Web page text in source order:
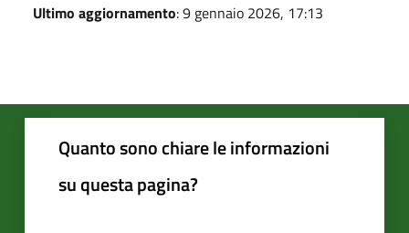
Ultimo aggiornamento: 9 gennaio 2026, 17:13
Quanto sono chiare le informazioni
su questa pagina?